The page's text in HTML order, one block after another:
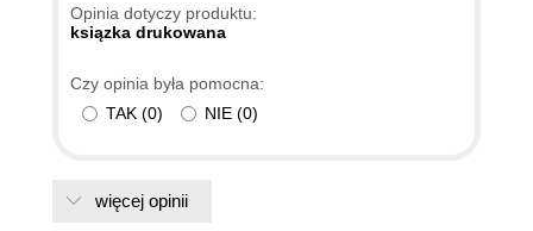
Opinia dotyczy produktu:
ksiązka drukowana
Czy opinia była pomocna:
TAK (0) NIE (0)
więcej opinii